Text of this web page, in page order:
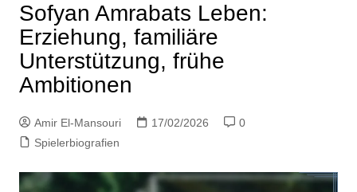
Sofyan Amrabats Leben:
Erziehung, familiäre
Unterstützung, frühe
Ambitionen
Amir El-Mansouri 17/02/2026
0
Spielerbiografien